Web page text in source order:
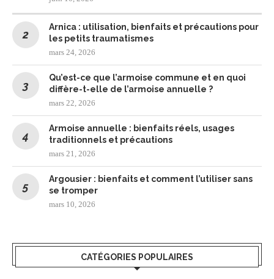
Arnica : utilisation, bienfaits et précautions pour
les petits traumatismes
mars 24, 2026
Qu’est-ce que l’armoise commune et en quoi
diffère-t-elle de l’armoise annuelle ?
mars 22, 2026
Armoise annuelle : bienfaits réels, usages
traditionnels et précautions
mars 21, 2026
Argousier : bienfaits et comment l’utiliser sans
se tromper
mars 10, 2026
CATÉGORIES POPULAIRES